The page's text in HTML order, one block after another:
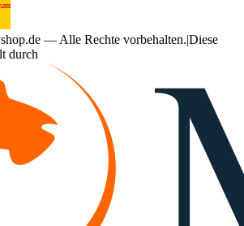
— Alle Rechte vorbehalten.|Diese
durch